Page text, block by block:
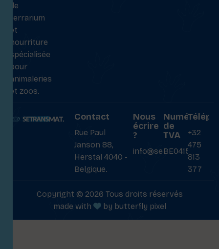
de
terrarium
et
nourriture
spécialisée
pour
animaleries
et zoos.
Contact
Rue Paul
Janson 88,
Herstal 4040 -
Belgique.
Nous
écrire
?
info@setransmat.com
Numéro
de
TVA
BE0415027069
+32
475
813
377
Copyright © 2026 Tous droits réservés
made with
by butterfly pixel